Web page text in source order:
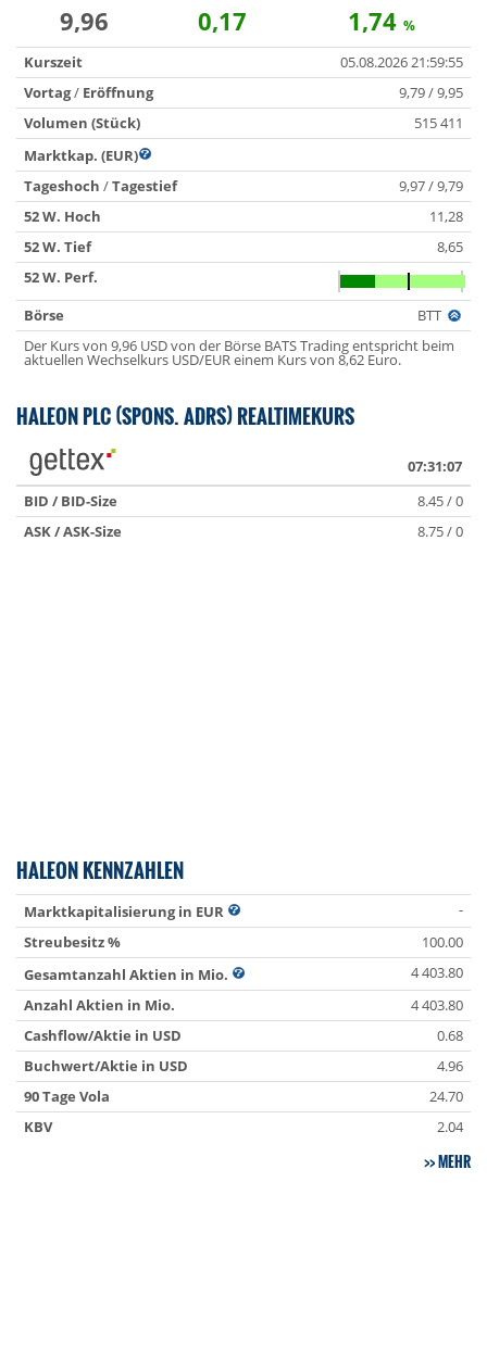
9,96 0,17 1,74 %
Kurszeit
05.08.2026 21:59:55
Vortag/ Eröffnung
9,79 / 9,95
Volumen (Stück)
515 411
Marktkap. (EUR)
Tageshoch /Tagestief
9,97 / 9,79
52 W. Hoch
11,28
52 W. Tief
8,65
52 W. Perf.
Börse
BTT
Der Kurs von 9,96 USD von der Börse BATS Trading entspricht beim
aktuellen Wechselkurs USD/EUR einem Kurs von 8,62 Euro.
HALEON PLC (SPONS. ADRS) REALTIMEKURS
07:31:07
BID / BID-Size
8.45 / 0
ASK / ASK-Size
8.75 / 0
HALEON KENNZAHLEN
Marktkapitalisierung in EUR
-
Streubesitz %
100.00
Gesamtanzahl Aktien in Mio.
4 403.80
Anzahl Aktien in Mio.
4 403.80
Cashflow/Aktie in USD
0.68
Buchwert/Aktie in USD
4.96
90 Tage Vola
24.70
KBV
2.04
MEHR